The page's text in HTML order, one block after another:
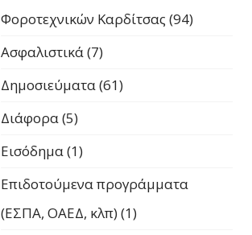
Φοροτεχνικών Καρδίτσας (94)
Ασφαλιστικά (7)
Δημοσιεύματα (61)
Διάφορα (5)
Εισόδημα (1)
Επιδοτούμενα προγράμματα
(ΕΣΠΑ, ΟΑΕΔ, κλπ) (1)